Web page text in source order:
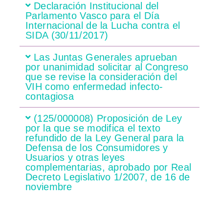
Declaración Institucional del
Parlamento Vasco para el Día
Internacional de la Lucha contra el
SIDA (30/11/2017)
Las Juntas Generales aprueban
por unanimidad solicitar al Congreso
que se revise la consideración del
VIH como enfermedad infecto-
contagiosa
(125/000008) Proposición de Ley
por la que se modifica el texto
refundido de la Ley General para la
Defensa de los Consumidores y
Usuarios y otras leyes
complementarias, aprobado por Real
Decreto Legislativo 1/2007, de 16 de
noviembre